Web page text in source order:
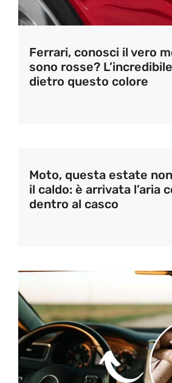
Ferrari, conosci il vero
sono rosse?
dietro questo colore
Moto, questa estate
il caldo: è arrivata l’aria
dentro al casco